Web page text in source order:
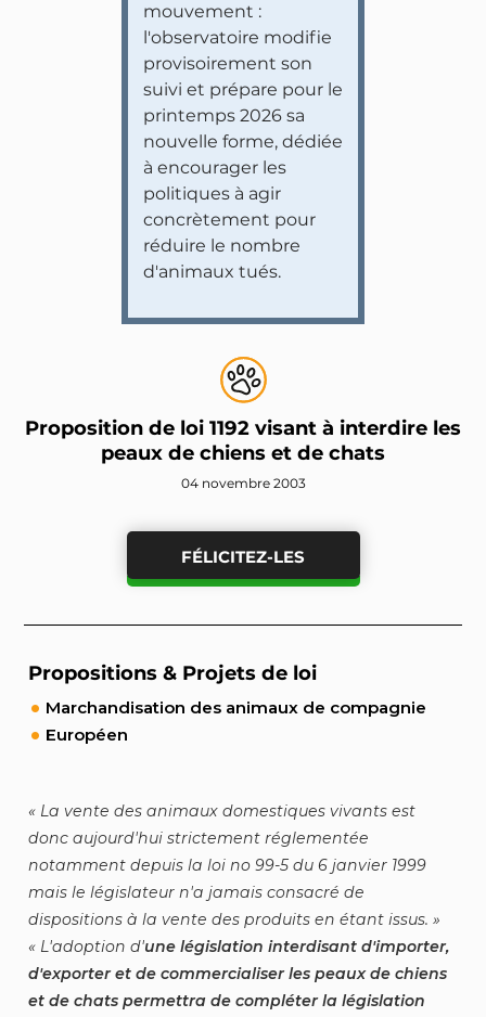
mouvement :
l'observatoire modifie
provisoirement son
suivi et prépare pour le
printemps 2026 sa
nouvelle forme, dédiée
à encourager les
politiques à agir
concrètement pour
réduire le nombre
d'animaux tués.
Proposition de loi 1192 visant à interdire les
peaux de chiens et de chats
04 novembre 2003
FÉLICITEZ-LES
Propositions & Projets de loi
Marchandisation des animaux de compagnie
Européen
La vente des animaux domestiques vivants est
donc aujourd'hui strictement réglementée
notamment depuis la loi no 99-5 du 6 janvier 1999
mais le législateur n'a jamais consacré de
dispositions à la vente des produits en étant issus.
L'adoption d'une législation interdisant d'importer,
d'exporter et de commercialiser les peaux de chiens
et de chats permettra de compléter la législation